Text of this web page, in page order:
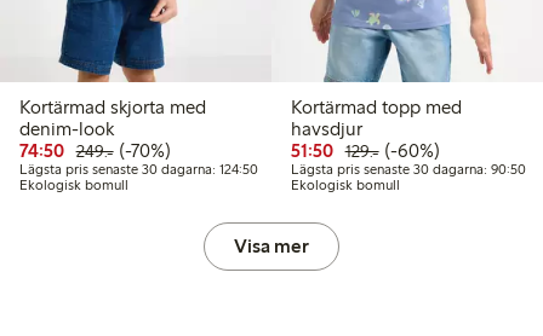
Kortärmad skjorta med
denim-look
74:50 Rabatterat pris: 74,50 kr
249:-Ordinarie pris: 249,00 kr
70% rabatt
(-70%)
Lägsta pris senaste 30 dagarna: 124:50Lägsta pris senaste 30 dagarna: 124,50 kr
Ekologisk bomull
Kortärmad topp med
havsdjur
51:50 Rabatterat pris: 51,50 kr
129:-Ordinarie pris:
60% rabatt
(-60%)
Lägsta pris senaste 30 dagarna: 90:50
Ekologisk bomull
Visa mer